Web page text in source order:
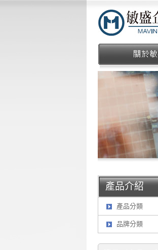
產品介紹
產品分類
品牌分類